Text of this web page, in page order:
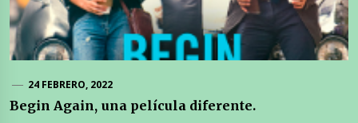
24 FEBRERO, 2022
Begin Again, una película diferente.